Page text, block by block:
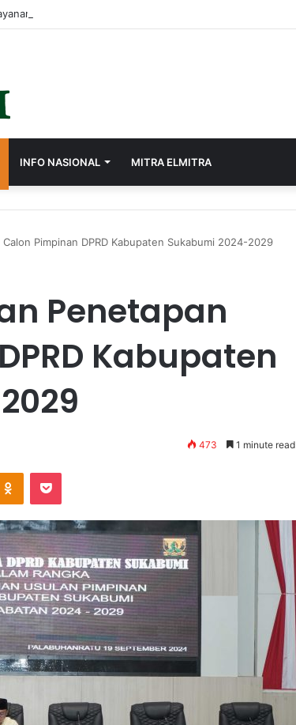
INFO NASIONAL MITRA ELMITRA
Pimpinan DPRD Kabupaten Sukabumi 2024-2029
Penetapan
Kabupaten
473 1 minute read
Odnoklassniki
Pocket